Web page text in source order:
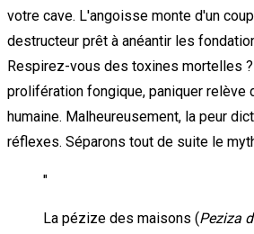
votre cave. L'angoisse monte d'un
destructeur prêt à anéantir les
Respirez-vous des toxines mortelles ?
prolifération fongique, paniquer relève
humaine. Malheureusement, la peur
réflexes. Séparons tout de suite le
"
La pézize des maisons (Peziza